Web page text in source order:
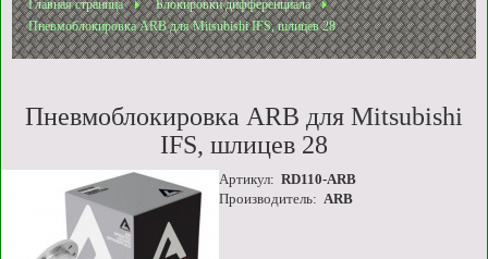
Главная страница
Блокировки дифференциала
Пневмоблокировка ARB для Mitsubishi IFS, шлицев 28
Пневмоблокировка ARB для Mitsubishi
IFS, шлицев 28
Артикул: RD110-ARB
Производитель: ARB